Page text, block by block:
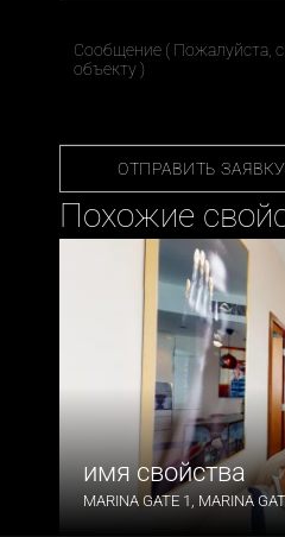
ОТПРАВИТЬ ЗАЯВКУ
Похожие
имя свойства
MARINA GATE 1, MARINA